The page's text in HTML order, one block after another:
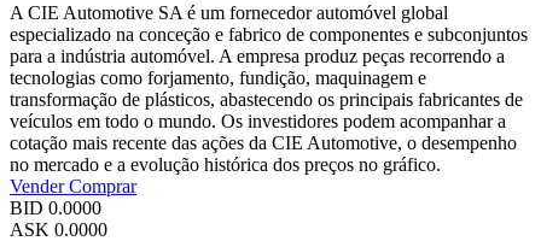
A CIE Automotive SA é um fornecedor automóvel global
especializado na conceção e fabrico de componentes e subconjuntos
para a indústria automóvel. A empresa produz peças recorrendo a
tecnologias como forjamento, fundição, maquinagem e
transformação de plásticos, abastecendo os principais fabricantes de
veículos em todo o mundo. Os investidores podem acompanhar a
cotação mais recente das ações da CIE Automotive, o desempenho
no mercado e a evolução histórica dos preços no gráfico.
VenderComprar
BID 0.0000
ASK 0.0000